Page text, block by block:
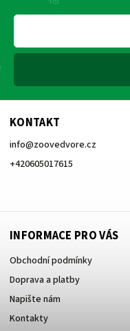
KONTAKT
info@zoovedvore.cz
+420605017615
INFORMACE PRO VÁS
Obchodní podmínky
Doprava a platby
Napište nám
Kontakty